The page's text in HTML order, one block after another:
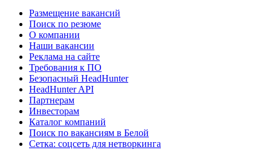
Размещение вакансий
Поиск по резюме
О компании
Наши вакансии
Реклама на сайте
Требования к ПО
Безопасный HeadHunter
HeadHunter API
Партнерам
Инвесторам
Каталог компаний
Поиск по вакансиям в Белой
Сетка: соцсеть для нетворкинга